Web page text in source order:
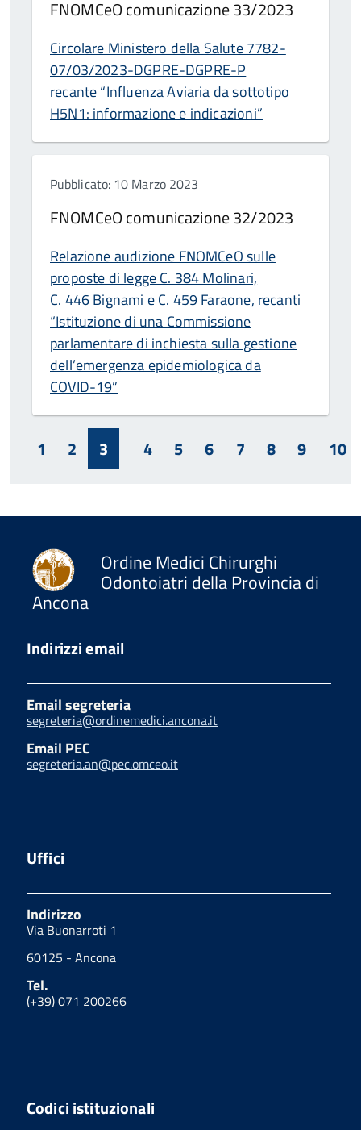
FNOMCeO comunicazione 33/2023
Circolare Ministero della Salute 7782-
07/03/2023-DGPRE-DGPRE-P
recante “Influenza Aviaria da sottotipo
H5N1: informazione e indicazioni”
Pubblicato: 10 Marzo 2023
FNOMCeO comunicazione 32/2023
Relazione audizione FNOMCeO sulle
proposte di legge C. 384 Molinari,
C. 446 Bignami e C. 459 Faraone, recanti
“Istituzione di una Commissione
parlamentare di inchiesta sulla gestione
dell’emergenza epidemiologica da
COVID-19”
1 2 3 4 5 6 7 8 9 10
Ordine Medici Chirurghi
Odontoiatri della Provincia di
Ancona
Indirizzi email
Email segreteria
segreteria@ordinemedici.ancona.it
Email PEC
segreteria.an@pec.omceo.it
Uffici
Indirizzo
Via Buonarroti 1
60125 - Ancona
Tel.
(+39) 071 200266
Codici istituzionali